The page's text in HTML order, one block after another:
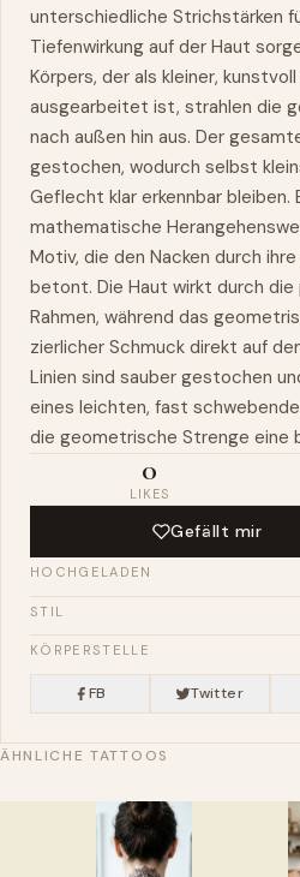
unterschiedliche Strichstärken
Tiefenwirkung auf der Haut
Körpers, der als kleiner,
ausgearbeitet ist, strahlen die
nach außen hin aus. Der
gestochen, wodurch selbst
Geflecht klar erkennbar bleiben.
mathematische
Motiv, die den Nacken durch
betont. Die Haut wirkt durch die
Rahmen, während das
zierlicher Schmuck direkt auf
Linien sind sauber gestochen
eines leichten, fast
die geometrische Strenge eine
0
LIKES
Gefällt mir
HOCHGELADEN
STIL
KÖRPERSTELLE
FB Twitter
ÄHNLICHE TATTOOS